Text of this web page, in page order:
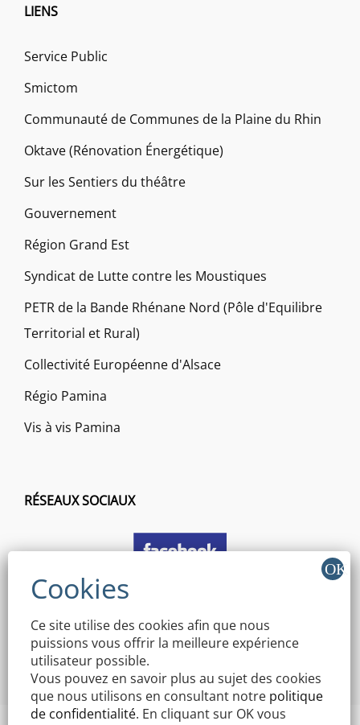
LIENS
Service Public
Smictom
Communauté de Communes de la Plaine du Rhin
Oktave (Rénovation Énergétique)
Sur les Sentiers du théâtre
Gouvernement
Région Grand Est
Syndicat de Lutte contre les Moustiques
PETR de la Bande Rhénane Nord (Pôle d'Equilibre
Territorial et Rural)
Collectivité Européenne d'Alsace
Régio Pamina
Vis à vis Pamina
RÉSEAUX SOCIAUX
Ce site utilise des cookies afin que nous
puissions vous offrir la meilleure expérience
utilisateur possible.
Vous pouvez en savoir plus au sujet des cookies
que nous utilisons en consultant notre politique
de confidentialité. En cliquant sur OK vous